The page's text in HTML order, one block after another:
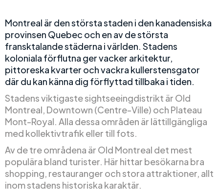
Montreal är den största staden i den kanadensiska
provinsen Quebec och en av de största
fransktalande städerna i världen. Stadens
koloniala förflutna ger vacker arkitektur,
pittoreska kvarter och vackra kullerstensgator
där du kan känna dig förflyttad tillbaka i tiden.
Stadens viktigaste sightseeingdistrikt är Old
Montreal, Downtown (Centre-Ville) och Plateau
Mont-Royal. Alla dessa områden är lättillgängliga
med kollektivtrafik eller till fots.
Av de tre områdena är Old Montreal det mest
populära bland turister. Här hittar besökarna bra
shopping, restauranger och stora attraktioner, allt
inom stadens historiska karaktär.